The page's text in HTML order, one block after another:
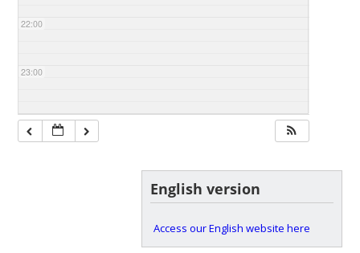
22:00
23:00
English version
Access our English website here